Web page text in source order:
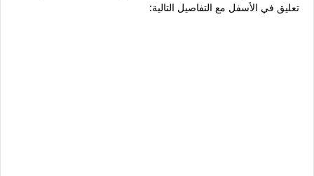
تعليق في الأسفل مع التفاصيل التالية: